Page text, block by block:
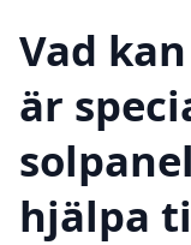
Vad
är
hjälpa